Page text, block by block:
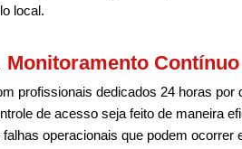
local.
Monitoramento Contínuo
profissionais dedicados 24 horas por
de acesso seja feito de maneira
falhas operacionais que podem ocorrer